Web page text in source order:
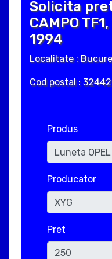
Solicita
CAMPO
1994
Localitate :
Cod postal : 32442
Produs
Producator
Pret